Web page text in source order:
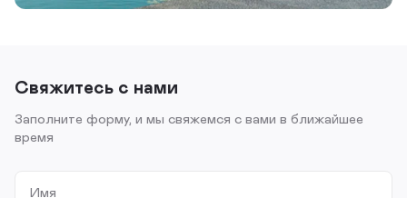
Свяжитесь с нами
Заполните форму, и мы свяжемся с вами в ближайшее
время
Имя